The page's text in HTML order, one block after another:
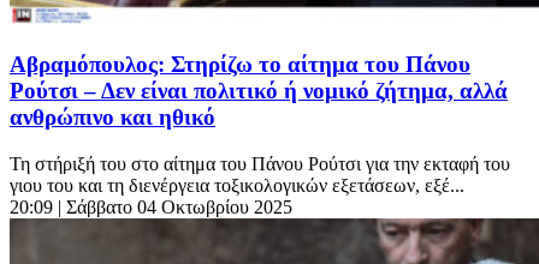
Αβραμόπουλος: Στηρίζω το αίτημα του Πάνου
Ρούτσι – Δεν είναι πολιτικό ή νομικό ζήτημα, αλλά
ανθρώπινο και ηθικό
Τη στήριξή του στο αίτημα του Πάνου Ρούτσι για την εκταφή του
γιου του και τη διενέργεια τοξικολογικών εξετάσεων, εξέ...
20:09 | Σάββατο 04 Οκτωβρίου 2025